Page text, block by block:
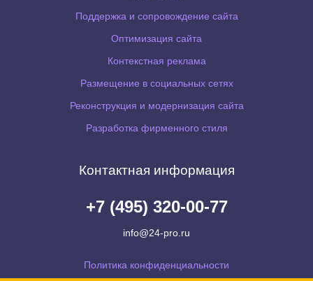
Поддержка и сопровождение сайта
Оптимизация сайта
Контекстная реклама
Размещение в социальных сетях
Реконструкция и модернизация сайта
Разработка фирменного стиля
Контактная информация
+7 (495) 320-00-77
info@24-pro.ru
Политика конфиденциальности